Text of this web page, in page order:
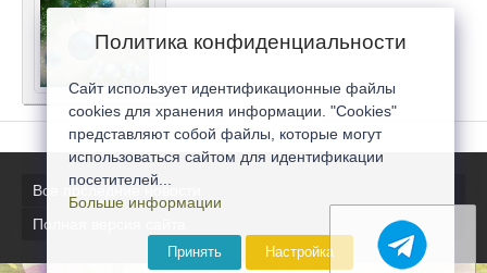
Все последние новости
Полная версия сайта
Политика конфиденциальности
Сайт использует идентификационные файлы
cookies для хранения информации. "Cookies"
представляют собой файлы, которые могут
использоваться сайтом для идентификации
посетителей...
Больше информации
Принять Настройка